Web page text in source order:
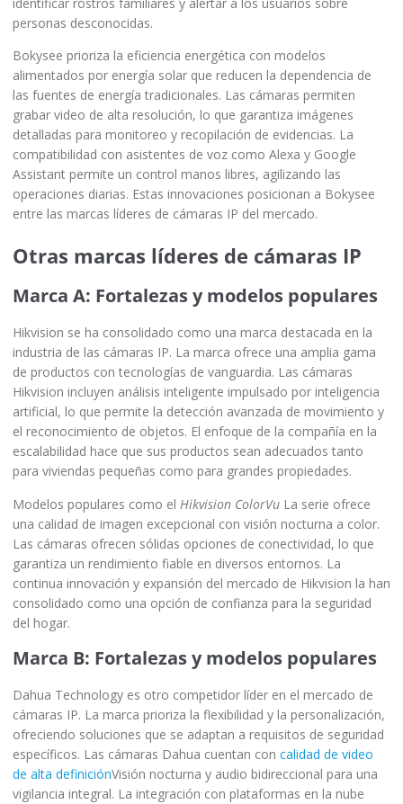
personas desconocidas.
Bokysee prioriza la eficiencia energética con modelos
alimentados por energía solar que reducen la dependencia de
las fuentes de energía tradicionales. Las cámaras permiten
grabar video de alta resolución, lo que garantiza imágenes
detalladas para monitoreo y recopilación de evidencias. La
compatibilidad con asistentes de voz como Alexa y Google
Assistant permite un control manos libres, agilizando las
operaciones diarias. Estas innovaciones posicionan a Bokysee
entre las marcas líderes de cámaras IP del mercado.
Otras marcas líderes de cámaras IP
Marca A: Fortalezas y modelos populares
Hikvision se ha consolidado como una marca destacada en la
industria de las cámaras IP. La marca ofrece una amplia gama
de productos con tecnologías de vanguardia. Las cámaras
Hikvision incluyen análisis inteligente impulsado por inteligencia
artificial, lo que permite la detección avanzada de movimiento y
el reconocimiento de objetos. El enfoque de la compañía en la
escalabilidad hace que sus productos sean adecuados tanto
para viviendas pequeñas como para grandes propiedades.
Modelos populares como el Hikvision ColorVu La serie ofrece
una calidad de imagen excepcional con visión nocturna a color.
Las cámaras ofrecen sólidas opciones de conectividad, lo que
garantiza un rendimiento fiable en diversos entornos. La
continua innovación y expansión del mercado de Hikvision la han
consolidado como una opción de confianza para la seguridad
del hogar.
Marca B: Fortalezas y modelos populares
Dahua Technology es otro competidor líder en el mercado de
cámaras IP. La marca prioriza la flexibilidad y la personalización,
ofreciendo soluciones que se adaptan a requisitos de seguridad
específicos. Las cámaras Dahua cuentan con calidad de video
de alta definiciónVisión nocturna y audio bidireccional para una
vigilancia integral. La integración con plataformas en la nube